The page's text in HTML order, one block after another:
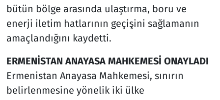
bütün bölge arasında ulaştırma, boru ve
enerji iletim hatlarının geçişini sağlamanın
amaçlandığını kaydetti.
ERMENİSTAN ANAYASA MAHKEMESİ ONAYLADI
Ermenistan Anayasa Mahkemesi, sınırın
belirlenmesine yönelik iki ülke